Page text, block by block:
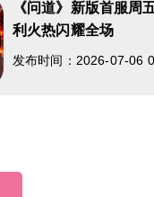
《问道》新版首服周
利火热闪耀全场
发布时间：2026-07-06